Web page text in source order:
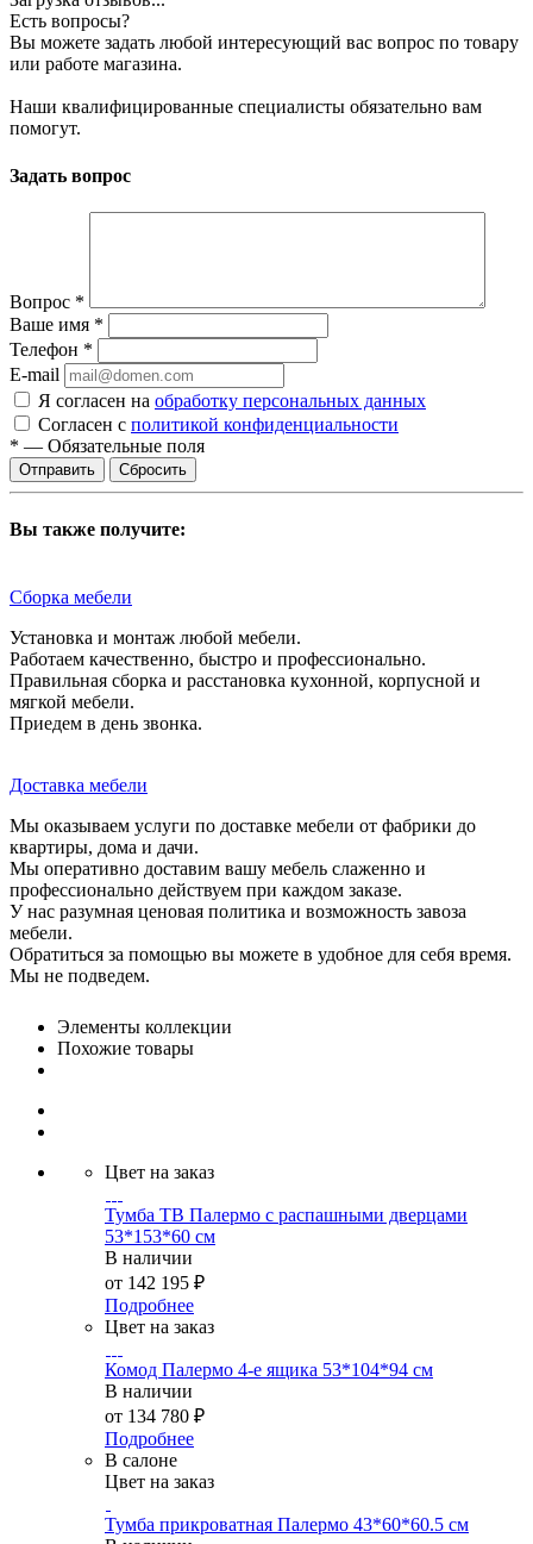
Есть вопросы?
Вы можете задать любой интересующий вас вопрос по товару
или работе магазина.
Наши квалифицированные специалисты обязательно вам
помогут.
Задать вопрос
Вопрос *
Ваше имя *
Телефон *
E-mail
Я согласен на обработку персональных данных
Согласен с политикой конфиденциальности
* — Обязательные поля
Сбросить
Вы также получите:
Сборка мебели
Установка и монтаж любой мебели.
Работаем качественно, быстро и профессионально.
Правильная сборка и расстановка кухонной, корпусной и
мягкой мебели.
Приедем в день звонка.
Доставка мебели
Мы оказываем услуги по доставке мебели от фабрики до
квартиры, дома и дачи.
Мы оперативно доставим вашу мебель слаженно и
профессионально действуем при каждом заказе.
У нас разумная ценовая политика и возможность завоза
мебели.
Обратиться за помощью вы можете в удобное для себя время.
Мы не подведем.
Элементы коллекции
Похожие товары
Цвет на заказ
Тумба ТВ Палермо с распашными дверцами
53*153*60 см
В наличии
от 142 195 ₽
Подробнее
Цвет на заказ
Комод Палермо 4-е ящика 53*104*94 см
В наличии
от 134 780 ₽
Подробнее
В салоне
Цвет на заказ
Тумба прикроватная Палермо 43*60*60.5 см